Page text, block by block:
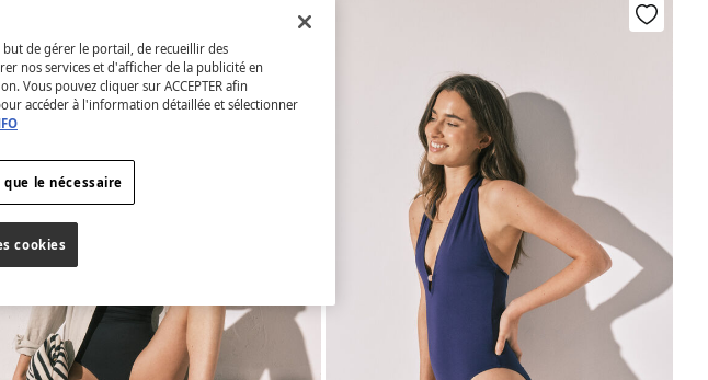
de gérer le portail, de recueillir des
nos services et d'afficher de la publicité en
Vous pouvez cliquer sur ACCEPTER afin
accéder à l'information détaillée et sélectionner
le nécessaire
cookies